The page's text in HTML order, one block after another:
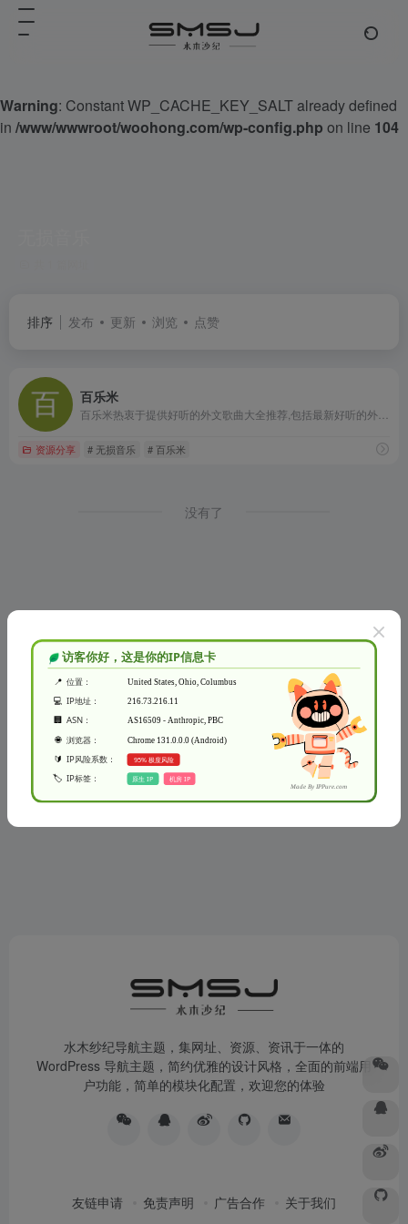
Warning: Constant WP_CACHE_KEY_SALT already defined
in /www/wwwroot/woohong.com/wp-config.php on line 104
排序 发布 更新 浏览 点赞
百乐米
资源分享 # 无损音乐 # 百乐米
没有了
水木纱纪导航主题，集网址、资源、资讯于一体的
WordPress 导航主题，简约优雅的设计风格，全面的前端用
户功能，简单的模块化配置，欢迎您的体验
友链申请 免责声明 广告合作 关于我们